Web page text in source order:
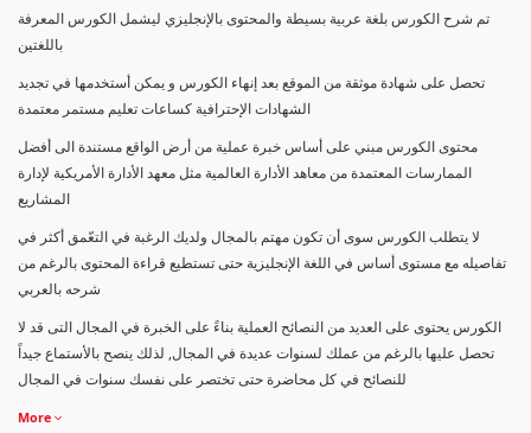
تم شرح الكورس بلغة عربية بسيطة والمحتوى بالإنجليزي ليشمل الكورس المعرفة
باللغتين
تحصل على شهادة موثقة من الموقع بعد إنهاء الكورس و يمكن أستخدمها في تجديد
الشهادات الإحترافية كساعات تعليم مستمر معتمدة
محتوى الكورس مبني على أساس خبرة عملية من أرض الواقع مستندة الى أفضل
الممارسات المعتمدة من معاهد الأدارة العالمية مثل معهد الأدارة الأمريكية لإدارة
المشاريع
لا يتطلب الكورس سوى أن تكون مهتم بالمجال ولديك الرغبة في التعّمق أكثر في
تفاصيله مع مستوى أساس في اللغة الإنجليزية حتى تستطيع قراءة المحتوى بالرغم من
شرحه بالعربي
الكورس يحتوى على العديد من النصائح العملية بناءً على الخبرة في المجال التى قد لا
تحصل عليها بالرغم من عملك لسنوات عديدة في المجال, لذلك ينصح بالأستماع جيداً
للنصائح في كل محاضرة حتى تختصر على نفسك سنوات في المجال
More